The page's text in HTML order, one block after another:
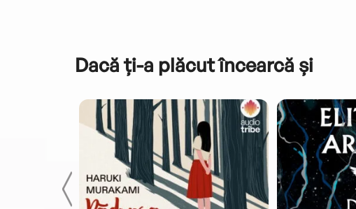
Dacă ți-a plăcut încearcă și